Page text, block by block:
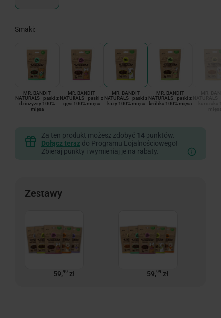
Smaki:
MR. BANDIT
NATURALS - paski z
dziczyzny 100%
mięsa
MR. BANDIT
NATURALS - paski z
gęsi 100% mięsa
MR. BANDIT
NATURALS - paski z
kozy 100% mięsa
MR. BANDIT
NATURALS - paski z
królika 100% mięsa
Za ten produkt możesz zdobyć 14 punktów.
Dołącz teraz do Programu Lojalnościowego!
Zbieraj punkty i wymieniaj je na rabaty.
Zestawy
59,99zł 59,99zł